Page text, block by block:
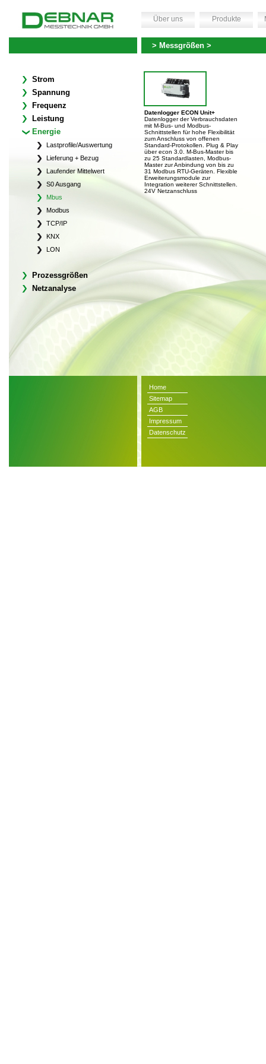
> Messgrößen >
Über uns Produkte
Strom
Spannung
Frequenz
Leistung
Energie
Lastprofile/Auswertung
Lieferung + Bezug
Laufender Mittelwert
S0 Ausgang
Mbus
Modbus
TCP/IP
KNX
LON
Prozessgrößen
Netzanalyse
Datenlogger ECON Unit+
Datenlogger der Verbrauchsdaten
mit M-Bus- und Modbus-
Schnittstellen für hohe Flexibilität
zum Anschluss von offenen
Standard-Protokollen. Plug & Play
über econ 3.0. M-Bus-Master bis
zu 25 Standardlasten, Modbus-
Master zur Anbindung von bis zu
31 Modbus RTU-Geräten. Flexible
Erweiterungsmodule zur
Integration weiterer Schnittstellen.
24V Netzanschluss
Home
Sitemap
AGB
Impressum
Datenschutz